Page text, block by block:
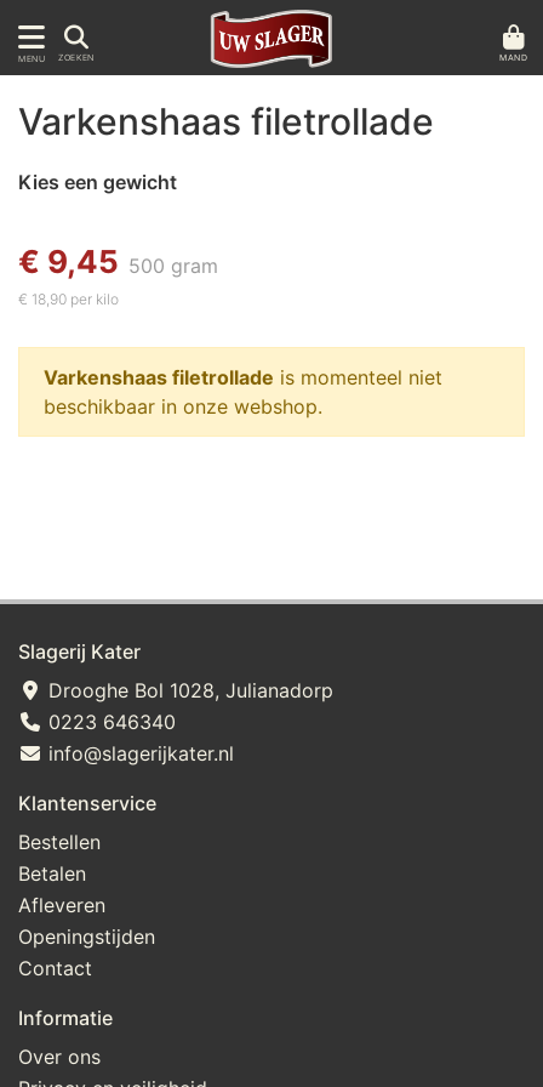
MENU ZOEKEN MAND
Varkenshaas filetrollade
Kies een gewicht
€ 9,45 500 gram
€ 18,90 per kilo
Varkenshaas filetrollade is momenteel niet
beschikbaar in onze webshop.
Slagerij Kater
Drooghe Bol 1028, Julianadorp
0223 646340
info@slagerijkater.nl
Klantenservice
Bestellen
Betalen
Afleveren
Openingstijden
Contact
Informatie
Over ons